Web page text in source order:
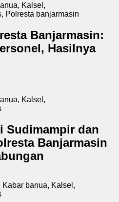
, Kalsel ,
, Polresta banjarmasin
Banjarmasin:
Hasilnya
, Kalsel ,
Sudimampir dan
Banjarmasin
Kabar banua, Kalsel ,